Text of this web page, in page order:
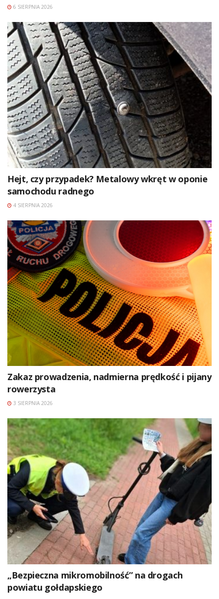
6 SIERPNIA 2026
Hejt, czy przypadek? Metalowy wkręt w oponie
samochodu radnego
4 SIERPNIA 2026
Zakaz prowadzenia, nadmierna prędkość i pijany
rowerzysta
3 SIERPNIA 2026
„Bezpieczna mikromobilność” na drogach
powiatu gołdapskiego